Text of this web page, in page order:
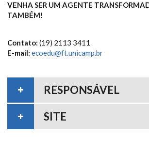
VENHA SER UM AGENTE
TAMBÉM!
Contato: (19) 2113 3411
E-mail: ecoedu@ft.unicamp.br
RESPONSÁVEL
SITE